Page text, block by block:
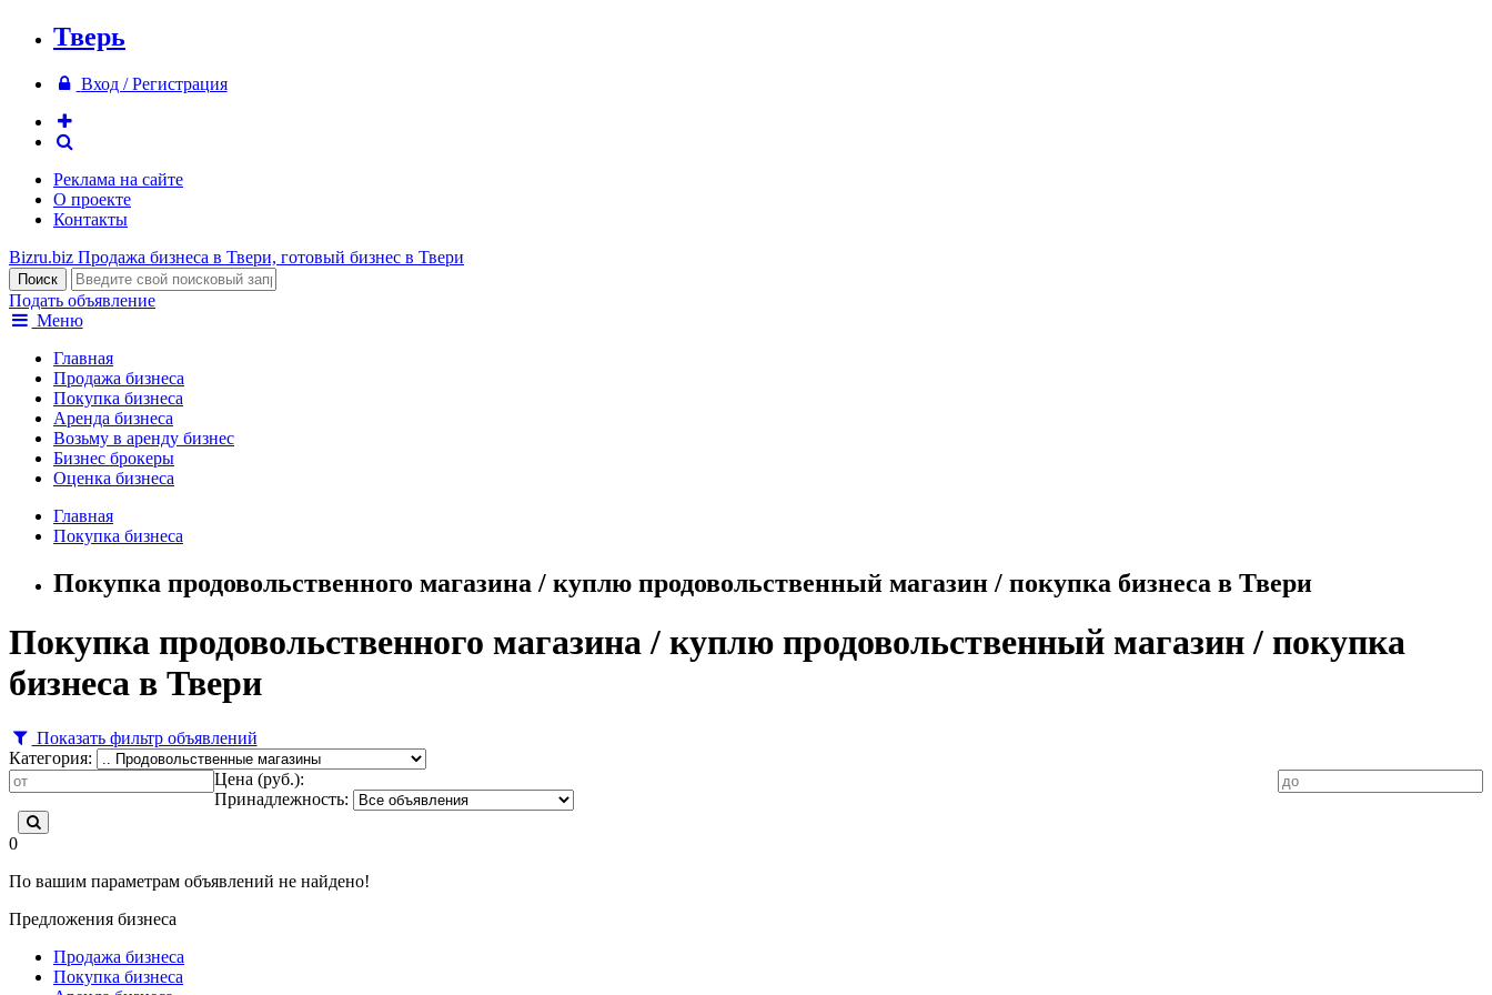
Тверь
Вход / Регистрация
Реклама на сайте
О проекте
Контакты
Bizru.biz Продажа бизнеса в Твери, готовый бизнес в Твери
Подать объявление
Меню
Главная
Продажа бизнеса
Покупка бизнеса
Аренда бизнеса
Возьму в аренду бизнес
Бизнес брокеры
Оценка бизнеса
Главная
Покупка бизнеса
Покупка продовольственного магазина / куплю продовольственный магазин / покупка бизнеса в Твери
Покупка продовольственного магазина / куплю продовольственный магазин / покупка
бизнеса в Твери
Показать фильтр объявлений
Категория:
Цена (руб.):
Принадлежность:
0
По вашим параметрам объявлений не найдено!
Предложения бизнеса
Продажа бизнеса
Покупка бизнеса